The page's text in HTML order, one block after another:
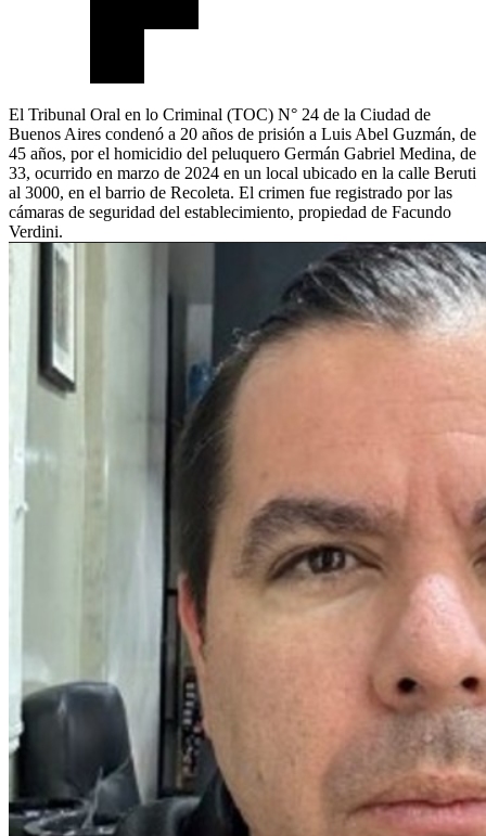
El Tribunal Oral en lo Criminal (TOC) N° 24 de la Ciudad de
Buenos Aires condenó a 20 años de prisión a Luis Abel Guzmán, de
45 años, por el homicidio del peluquero Germán Gabriel Medina, de
33, ocurrido en marzo de 2024 en un local ubicado en la calle Beruti
al 3000, en el barrio de Recoleta. El crimen fue registrado por las
cámaras de seguridad del establecimiento, propiedad de Facundo
Verdini.